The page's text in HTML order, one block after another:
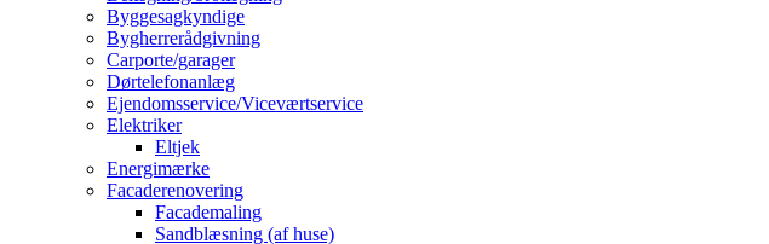
Byggesagkyndige
Bygherrerådgivning
Carporte/garager
Dørtelefonanlæg
Ejendomsservice/Viceværtservice
Elektriker
Eltjek
Energimærke
Facaderenovering
Facademaling
Sandblæsning (af huse)